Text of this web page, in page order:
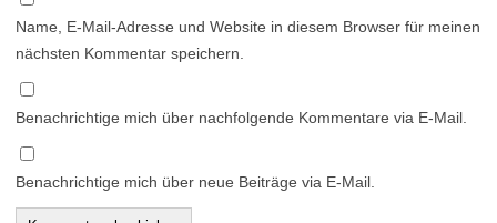
Name, E-Mail-Adresse und Website in diesem Browser für meinen
nächsten Kommentar speichern.
Benachrichtige mich über nachfolgende Kommentare via E-Mail.
Benachrichtige mich über neue Beiträge via E-Mail.